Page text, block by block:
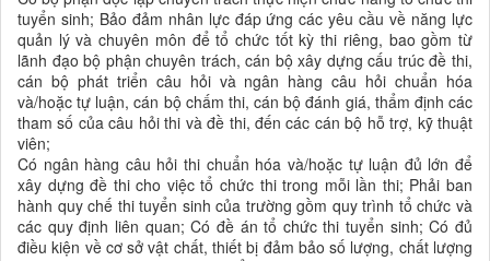
tuyển sinh; Bảo đảm nhân lực đáp ứng các yêu cầu về năng lực
quản lý và chuyên môn để tổ chức tốt kỳ thi riêng, bao gồm từ
lãnh đạo bộ phận chuyên trách, cán bộ xây dựng cấu trúc đề thi,
cán bộ phát triển câu hỏi và ngân hàng câu hỏi chuẩn hóa
và/hoặc tự luận, cán bộ chấm thi, cán bộ đánh giá, thẩm định các
tham số của câu hỏi thi và đề thi, đến các cán bộ hỗ trợ, kỹ thuật
viên;
Có ngân hàng câu hỏi thi chuẩn hóa và/hoặc tự luận đủ lớn để
xây dựng đề thi cho việc tổ chức thi trong mỗi lần thi; Phải ban
hành quy chế thi tuyển sinh của trường gồm quy trình tổ chức và
các quy định liên quan; Có đề án tổ chức thi tuyển sinh; Có đủ
điều kiện về cơ sở vật chất, thiết bị đảm bảo số lượng, chất lượng